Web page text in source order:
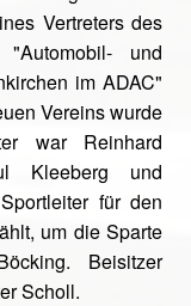
Vertreters des
"Automobil- und
im ADAC"
Vereins wurde
war Reinhard
Kleeberg und
für den
um die Sparte
Beisitzer
Scholl.